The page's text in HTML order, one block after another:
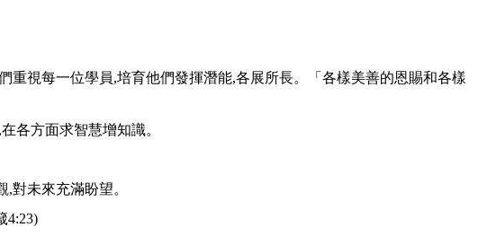
重視每一位學員,培育他們發揮潛能,各展所長。「各樣美善的恩賜和各樣
各方面求智慧增知識。
對未來充滿盼望。
4:23)